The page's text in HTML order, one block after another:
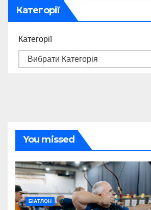
Категорії
Категорії
You missed
БІАТЛОН